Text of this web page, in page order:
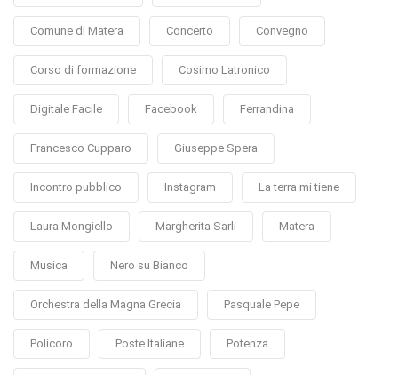
Comune di Matera Concerto Convegno
Corso di formazione Cosimo Latronico
Digitale Facile Facebook Ferrandina
Francesco Cupparo Giuseppe Spera
Incontro pubblico Instagram La terra mi tiene
Laura Mongiello Margherita Sarli Matera
Musica Nero su Bianco
Orchestra della Magna Grecia Pasquale Pepe
Policoro Poste Italiane Potenza